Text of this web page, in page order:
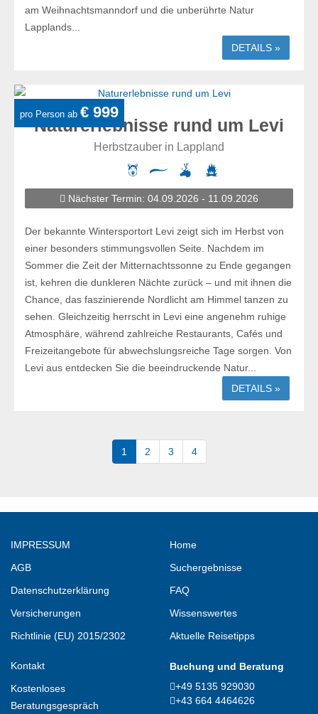
am Weihnachtsmanndorf und die unberührte Natur
Lapplands...
DETAILS »
pro Person ab € 999
Naturerlebnisse rund um Levi
Herbstzauber in Lappland
Nächster Termin: 04.09.2026 - 11.09.2026
Der bekannte Wintersportort Levi zeigt sich im Herbst von
einer besonders stimmungsvollen Seite. Nachdem im
Sommer die Zeit der Mitternachtssonne zu Ende gegangen
ist, kehren die dunkleren Nächte zurück – und mit ihnen die
Chance, das faszinierende Nordlicht am Himmel tanzen zu
sehen. Gleichzeitig herrscht in Levi eine angenehm ruhige
Atmosphäre, während zahlreiche Restaurants, Cafés und
Freizeitangebote für abwechslungsreiche Tage sorgen. Von
Levi aus entdecken Sie die beeindruckende Natur...
DETAILS »
1 2 3 4
IMPRESSUM
AGB
Datenschutzerklärung
Versicherungen
Richtlinie (EU) 2015/2302
Home
Suchergebnisse
FAQ
Wissenswertes
Aktuelle Reisetipps
Kontakt
Kostenloses
Beratungsgespräch
Buchung und Beratung
+49 5135 929030
+43 664 4464626